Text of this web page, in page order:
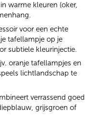
warme kleuren (oker,
voor een echte
tafellampje op je
subtiele kleurinjectie.
oranje tafellampjes en
lichtlandschap te
verrassend goed
grijsgroen of